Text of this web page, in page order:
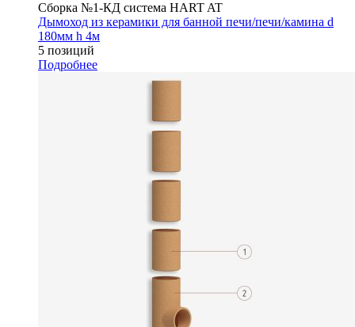
Сборка №1-КД система HART AT
Дымоход из керамики для банной печи/печи/камина d
180мм h 4м
5 позиций
Подробнее